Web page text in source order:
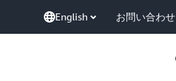
English お問い合わせ